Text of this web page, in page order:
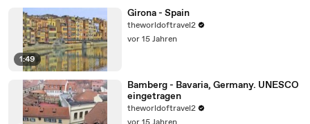
1:49
Girona - Spain
theworldoftravel2
vor 15 Jahren
Bamberg - Bavaria, Germany. UNESCO
eingetragen
theworldoftravel2